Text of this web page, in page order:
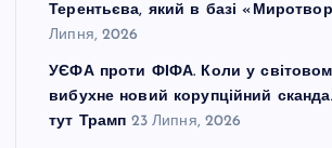
Терентьєва, який в базі
Липня, 2026
УЄФА проти ФІФА. Коли у
вибухне новий корупційний
тут Трамп 23 Липня, 2026